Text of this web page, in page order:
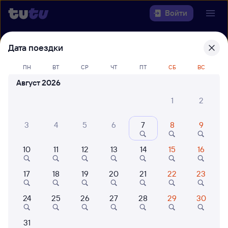
Войти
Выберите день, чтобы найти
билеты Санкт-Петербург Ладож. —
Сухона
Когда
Кто едет
Дата поездки
ПН ВТ СР ЧТ ПТ СБ ВС
Август 2026
1
2
3 4 5 6 7 8 9
10 11 12 13 14 15 16
17 18 19 20 21 22 23
24 25 26 27 28 29 30
31